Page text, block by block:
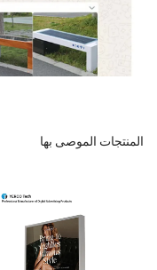
المنتجات الموصى بها